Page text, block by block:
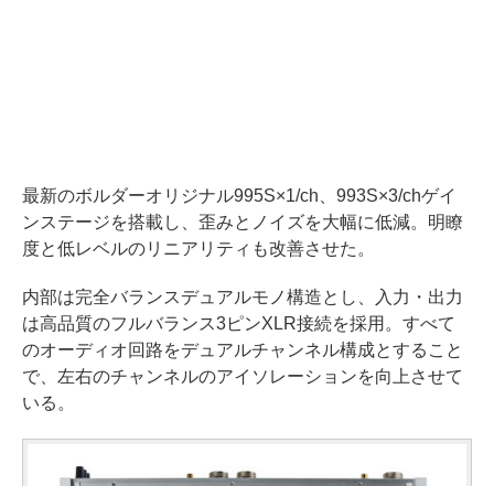
最新のボルダーオリジナル995S×1/ch、993S×3/chゲイ
ンステージを搭載し、歪みとノイズを大幅に低減。明瞭
度と低レベルのリニアリティも改善させた。
内部は完全バランスデュアルモノ構造とし、入力・出力
は高品質のフルバランス3ピンXLR接続を採用。すべて
のオーディオ回路をデュアルチャンネル構成とすること
で、左右のチャンネルのアイソレーションを向上させて
いる。